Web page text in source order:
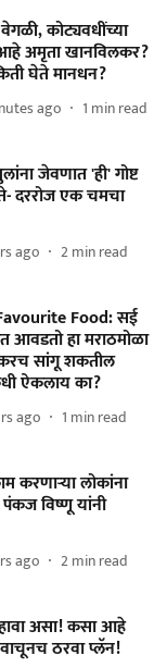
कोट्यवधींच्या
अमृता खानविलकर?
घेते मानधन?
ago 1 min read
जेवणात 'ही' गोष्ट
दररोज एक चमचा
ago 2min read
Food: सई
आवडतो हा मराठमोळा
सांगू शकतील
ऐकलाय का?
ago 1 min read
करणाऱ्या लोकांना
विष्णू यांनी
ago 2min read
असा! कसा आहे
ठरवा प्लॅन!